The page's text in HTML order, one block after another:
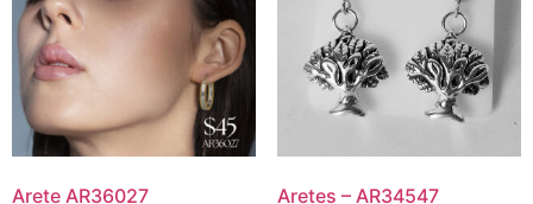
Arete AR36027 Aretes – AR34547